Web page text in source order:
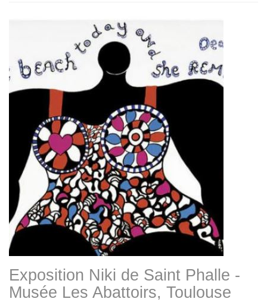
Exposition Niki de Saint Phalle -
Musée Les Abattoirs, Toulouse